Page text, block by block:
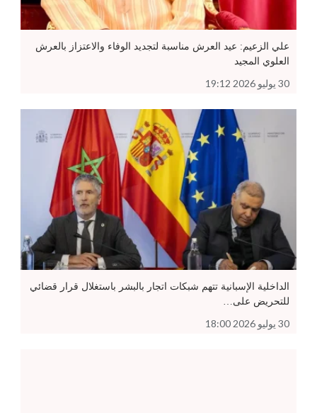
علي الزعيم: عيد العرش مناسبة لتجديد الوفاء والاعتزاز بالعرش
العلوي المجيد
30 يوليو 2026 19:12
الداخلية الإسبانية تتهم شبكات اتجار بالبشر باستغلال قرار قضائي
للتحريض على…
30 يوليو 2026 18:00